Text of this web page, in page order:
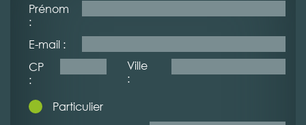
Prénom
:
E-mail :
CP
:
Ville
:
Particulier